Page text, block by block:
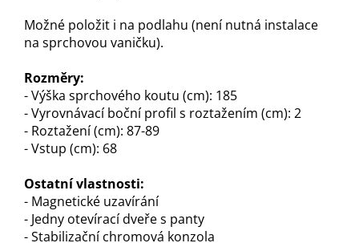
Možné položit i na podlahu (není nutná instalace
na sprchovou vaničku).
Rozměry:
- Výška sprchového koutu (cm): 185
- Vyrovnávací boční profil s roztažením (cm): 2
- Roztažení (cm): 87-89
- Vstup (cm): 68
Ostatní vlastnosti:
- Magnetické uzavírání
- Jedny otevírací dveře s panty
- Stabilizační chromová konzola